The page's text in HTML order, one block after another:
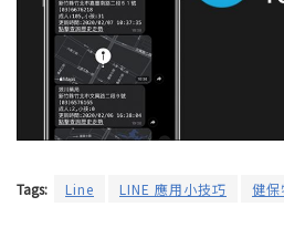
Tags: Line LINE 應用小技巧 健保